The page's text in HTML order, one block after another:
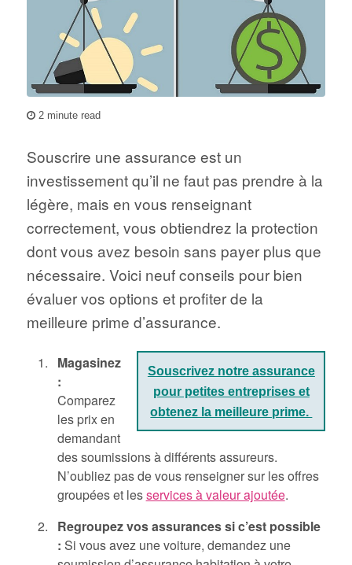
2 minute read
Souscrire une assurance est un
investissement qu’il ne faut pas prendre à la
légère, mais en vous renseignant
correctement, vous obtiendrez la protection
dont vous avez besoin sans payer plus que
nécessaire. Voici neuf conseils pour bien
évaluer vos options et profiter de la
meilleure prime d’assurance.
Souscrivez notre assurance
pour petites entreprises et
obtenez la meilleure prime.
Magasinez
:
Comparez
les prix en
demandant
des soumissions à différents assureurs.
N’oubliez pas de vous renseigner sur les offres
groupées et lesservices à valeur ajoutée.
Regroupez vos assurances si c’est possible
: Si vous avez une voiture, demandez une